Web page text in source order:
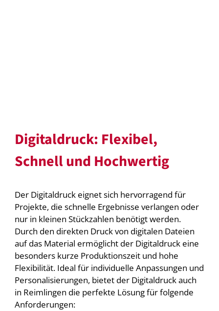
Digitaldruck: Flexibel,
Schnell und Hochwertig
Der Digitaldruck eignet sich hervorragend für
Projekte, die schnelle Ergebnisse verlangen oder
nur in kleinen Stückzahlen benötigt werden.
Durch den direkten Druck von digitalen Dateien
auf das Material ermöglicht der Digitaldruck eine
besonders kurze Produktionszeit und hohe
Flexibilität. Ideal für individuelle Anpassungen und
Personalisierungen, bietet der Digitaldruck auch
in Reimlingen die perfekte Lösung für folgende
Anforderungen: